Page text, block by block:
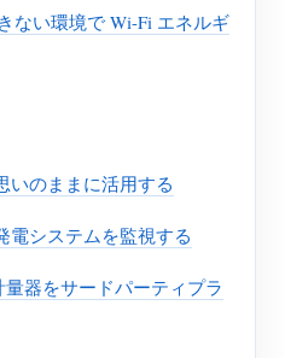
ない環境で Wi-Fi エネルギ
いのままに活用する
電システムを監視する
器をサードパーティプラ